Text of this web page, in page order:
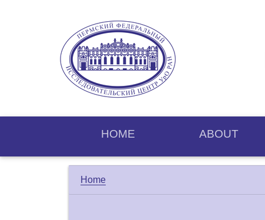
HOME ABOUT
Home